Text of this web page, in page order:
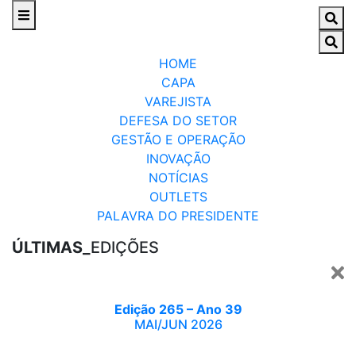
HOME
CAPA
VAREJISTA
DEFESA DO SETOR
GESTÃO E OPERAÇÃO
INOVAÇÃO
NOTÍCIAS
OUTLETS
PALAVRA DO PRESIDENTE
ÚLTIMAS_ EDIÇÕES
Edição 265 – Ano 39
MAI/JUN 2026